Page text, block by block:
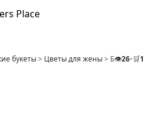
букеты> Цветы для жены> Букет
👁️26•🛒1